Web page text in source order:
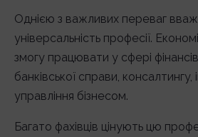
Однією з важливих переваг
універсальність професії.
змогу працювати у сфері
банківської справи, консалтингу,
управління бізнесом.
Багато фахівців цінують цю